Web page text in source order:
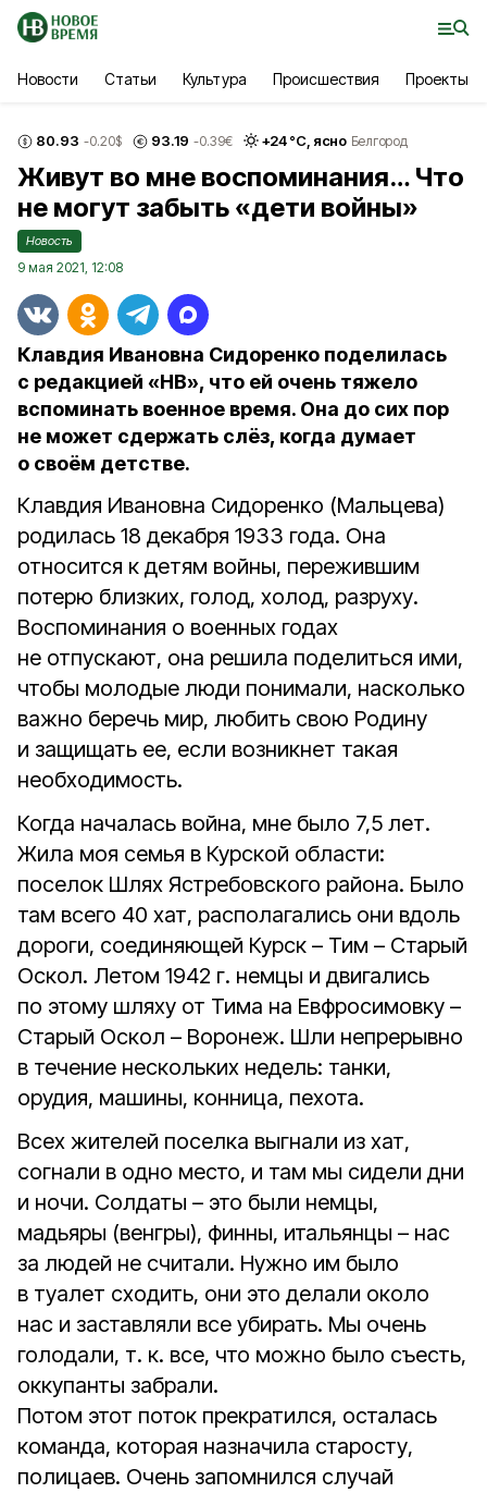
Новости Статьи Культура Происшествия Проекты
80.93 -0.20$ 93.19 -0.39€ +24°С, ясно Белгород
Живут во мне воспоминания… Что
не могут забыть «дети войны»
Новость
9 мая 2021, 12:08
Клавдия Ивановна Сидоренко поделилась
с редакцией «НВ», что ей очень тяжело
вспоминать военное время. Она до сих пор
не может сдержать слёз, когда думает
о своём детстве.
Клавдия Ивановна Сидоренко (Мальцева)
родилась 18 декабря 1933 года. Она
относится к детям войны, пережившим
потерю близких, голод, холод, разруху.
Воспоминания о военных годах
не отпускают, она решила поделиться ими,
чтобы молодые люди понимали, насколько
важно беречь мир, любить свою Родину
и защищать ее, если возникнет такая
необходимость.
Когда началась война, мне было 7,5 лет.
Жила моя семья в Курской области:
поселок Шлях Ястребовского района. Было
там всего 40 хат, располагались они вдоль
дороги, соединяющей Курск – Тим – Старый
Оскол. Летом 1942 г. немцы и двигались
по этому шляху от Тима на Евфросимовку –
Старый Оскол – Воронеж. Шли непрерывно
в течение нескольких недель: танки,
орудия, машины, конница, пехота.
Всех жителей поселка выгнали из хат,
согнали в одно место, и там мы сидели дни
и ночи. Солдаты – это были немцы,
мадьяры (венгры), финны, итальянцы – нас
за людей не считали. Нужно им было
в туалет сходить, они это делали около
нас и заставляли все убирать. Мы очень
голодали, т. к. все, что можно было съесть,
оккупанты забрали.
Потом этот поток прекратился, осталась
команда, которая назначила старосту,
полицаев. Очень запомнился случай